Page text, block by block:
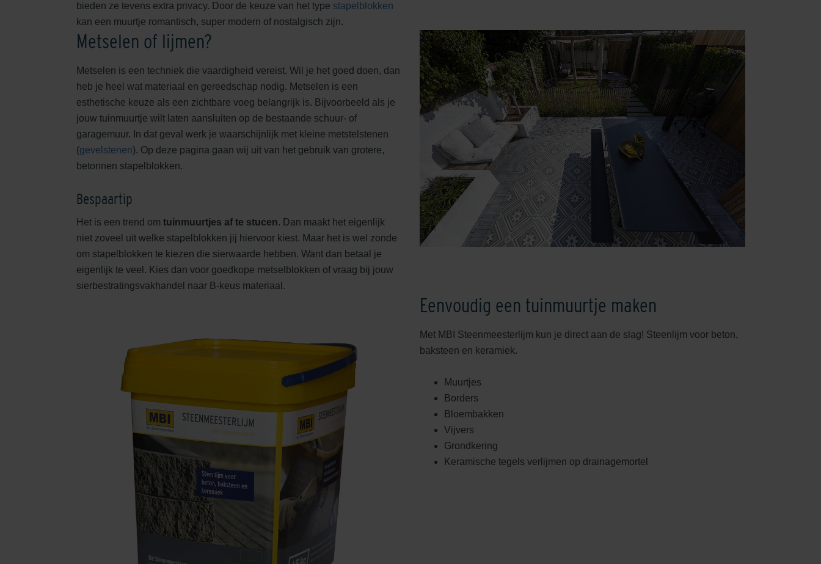
bieden ze tevens extra privacy. Door de keuze van het type stapelblokken
kan een muurtje romantisch, super modern of nostalgisch zijn.
Metselen of lijmen?
Metselen is een techniek die vaardigheid vereist. Wil je het goed doen, dan
heb je heel wat materiaal en gereedschap nodig. Metselen is een
esthetische keuze als een zichtbare voeg belangrijk is. Bijvoorbeeld als je
jouw tuinmuurtje wilt laten aansluiten op de bestaande schuur- of
garagemuur. In dat geval werk je waarschijnlijk met kleine metstelstenen
(gevelstenen). Op deze pagina gaan wij uit van het gebruik van grotere,
betonnen stapelblokken.
Bespaartip
Het is een trend om tuinmuurtjes af te stucen. Dan maakt het eigenlijk
niet zoveel uit welke stapelblokken jij hiervoor kiest. Maar het is wel zonde
om stapelblokken te kiezen die sierwaarde hebben. Want dan betaal je
eigenlijk te veel. Kies dan voor goedkope metselblokken of vraag bij jouw
sierbestratingsvakhandel naar B-keus materiaal.
Eenvoudig een tuinmuurtje maken
Met MBI Steenmeesterlijm kun je direct aan de slag! Steenlijm voor beton,
baksteen en keramiek.
Muurtjes
Borders
Bloembakken
Vijvers
Grondkering
Keramische tegels verlijmen op drainagemortel